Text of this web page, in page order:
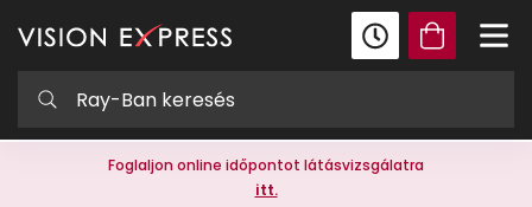
Foglaljon online időpontot látásvizsgálatra
itt.